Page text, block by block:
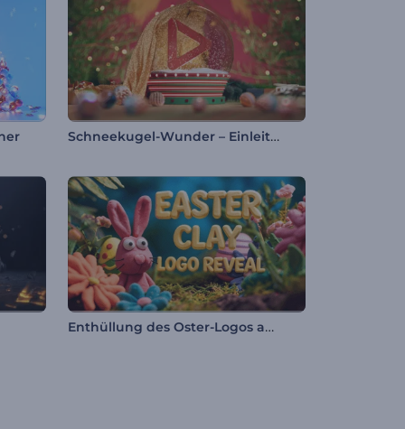
Schneekugel-Wunder – Einleitung
Enthüllung des Oster-Logos aus Ton